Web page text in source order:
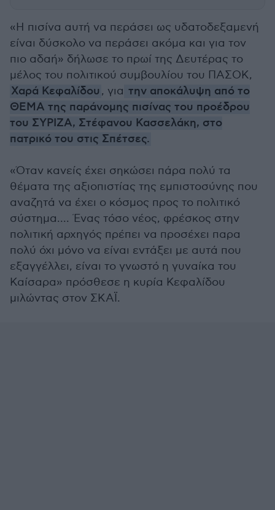
«Η πισίνα αυτή να περάσει ως υδατοδεξαμενή
είναι δύσκολο να περάσει ακόμα και για τον
πιο αδαή» δήλωσε το πρωί της Δευτέρας το
μέλος του πολιτικού συμβουλίου του ΠΑΣΟΚ,
Χαρά Κεφαλίδου , για την αποκάλυψη από το
ΘΕΜΑ της παράνομης πισίνας του προέδρου
του ΣΥΡΙΖΑ, Στέφανου Κασσελάκη, στο
πατρικό του στις Σπέτσες.
«Όταν κανείς έχει σηκώσει πάρα πολύ τα
θέματα της αξιοπιστίας της εμπιστοσύνης που
αναζητά να έχει ο κόσμος προς το πολιτικό
σύστημα.... Ένας τόσο νέος, φρέσκος στην
πολιτική αρχηγός πρέπει να προσέχει παρα
πολύ όχι μόνο να είναι εντάξει με αυτά που
εξαγγέλλει, είναι το γνωστό η γυναίκα του
Καίσαρα» πρόσθεσε η κυρία Κεφαλίδου
μιλώντας στον ΣΚΑΪ.